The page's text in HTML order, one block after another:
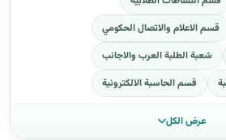
قسم الاعلام والاتصال الحكومي
شعبة الطلبة العرب والاجانب
قسم الحاسبة الالكترونية
عرض الكل